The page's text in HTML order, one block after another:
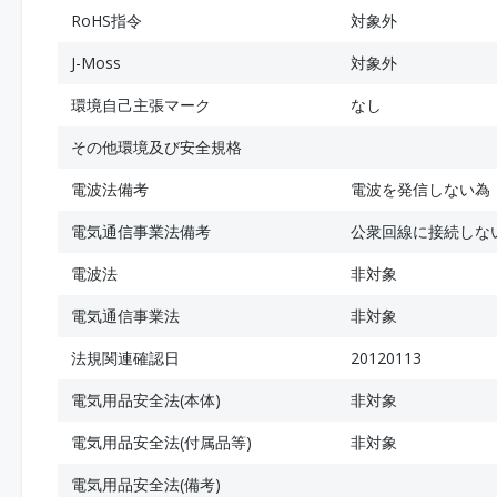
RoHS指令
対象外
J-Moss
対象外
環境自己主張マーク
なし
その他環境及び安全規格
電波法備考
電波を発信しない為
電気通信事業法備考
公衆回線に接続しな
電波法
非対象
電気通信事業法
非対象
法規関連確認日
20120113
電気用品安全法(本体)
非対象
電気用品安全法(付属品等)
非対象
電気用品安全法(備考)